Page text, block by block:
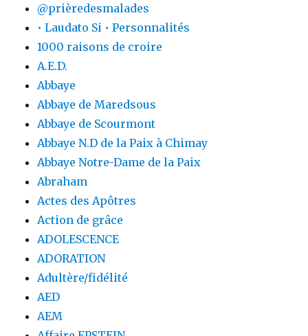
@prièredesmalades
• Laudato Si • Personnalités
1000 raisons de croire
A.E.D.
Abbaye
Abbaye de Maredsous
Abbaye de Scourmont
Abbaye N.D de la Paix à Chimay
Abbaye Notre-Dame de la Paix
Abraham
Actes des Apôtres
Action de grâce
ADOLESCENCE
ADORATION
Adultère/fidélité
AED
AEM